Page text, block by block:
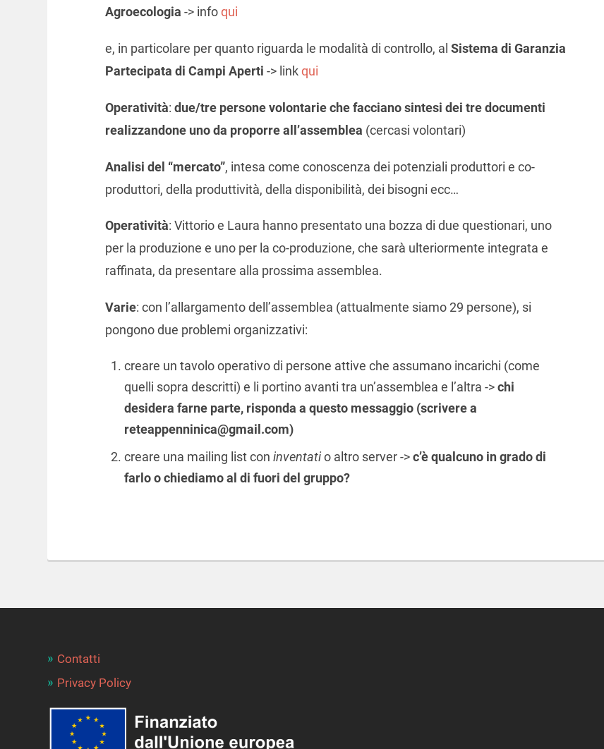
Agroecologia -> infoqui
e, in particolare per quanto riguarda le modalità di controllo, al Sistema di Garanzia
Partecipata di Campi Aperti -> linkqui
Operatività: due/tre persone volontarie che facciano sintesi dei tre documenti
realizzandone uno da proporre all’assemblea (cercasi volontari)
Analisi del “mercato”, intesa come conoscenza dei potenziali produttori e co-
produttori, della produttività, della disponibilità, dei bisogni ecc…
Operatività: Vittorio e Laura hanno presentato una bozza di due questionari, uno
per la produzione e uno per la co-produzione, che sarà ulteriormente integrata e
raffinata, da presentare alla prossima assemblea.
Varie: con l’allargamento dell’assemblea (attualmente siamo 29 persone), si
pongono due problemi organizzativi:
creare un tavolo operativo di persone attive che assumano incarichi (come
quelli sopra descritti) e li portino avanti tra un’assemblea e l’altra ->chi
desidera farne parte, risponda a questo messaggio (scrivere a
reteappenninica@gmail.com)
creare una mailing list con inventatio altro server ->c’è qualcuno in grado di
farlo o chiediamo al di fuori del gruppo?
Contatti
Privacy Policy